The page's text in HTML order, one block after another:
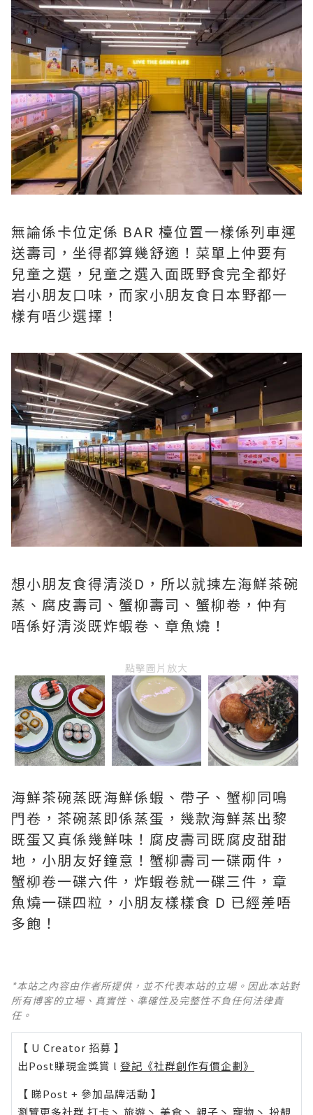
無論係卡位定係 BAR 檯位置一樣係列車運
送壽司，坐得都算幾舒適！菜單上仲要有
兒童之選，兒童之選入面既野食完全都好
岩小朋友口味，而家小朋友食日本野都一
樣有唔少選擇！
想小朋友食得清淡D，所以就揀左海鮮茶碗
蒸、腐皮壽司、蟹柳壽司、蟹柳卷，仲有
唔係好清淡既炸蝦卷、章魚燒！
點擊圖片放大
海鮮茶碗蒸既海鮮係蝦、帶子、蟹柳同鳴
門卷，茶碗蒸即係蒸蛋，幾款海鮮蒸出黎
既蛋又真係幾鮮味！腐皮壽司既腐皮甜甜
地，小朋友好鐘意！蟹柳壽司一碟兩件，
蟹柳卷一碟六件，炸蝦卷就一碟三件，章
魚燒一碟四粒，小朋友樣樣食 D 已經差唔
多飽！
*本站之內容由作者所提供，並不代表本站的立場。因此本站對
所有博客的立場、真實性、準確性及完整性不負任何法律責
任。
【 U Creator 招募 】
出Post賺現金獎賞 l 登記《社群創作有價企劃》
【 睇Post + 參加品牌活動 】
瀏覽更多社群 打卡 丶 旅遊 丶 美食 丶 親子 丶 寵物 丶 扮靚